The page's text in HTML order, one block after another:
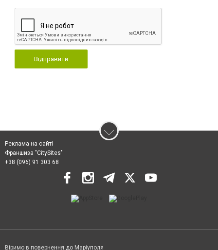
Відправити
Реклама на сайті
Франшиза "CitySites"
+38 (096) 91 303 68
Віримо в повернення до Маріуполя